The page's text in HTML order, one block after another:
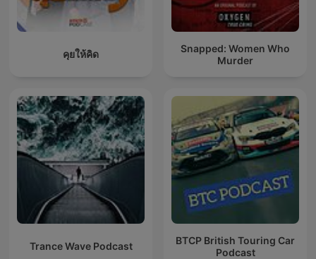
คุยให้คิด
Snapped: Women Who
Murder
Trance Wave Podcast
BTCP British Touring Car
Podcast